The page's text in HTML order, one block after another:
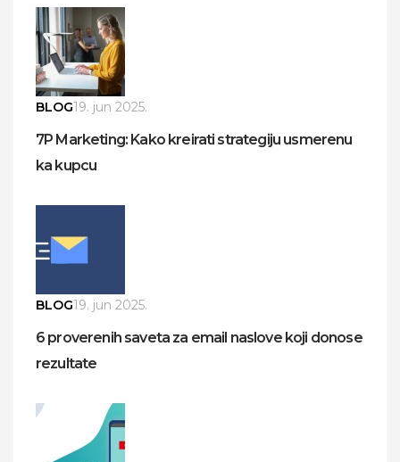
BLOG19. jun 2025.
7P Marketing: Kako kreirati strategiju usmerenu
ka kupcu
BLOG19. jun 2025.
6 proverenih saveta za email naslove koji donose
rezultate